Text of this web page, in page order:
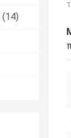
(14)